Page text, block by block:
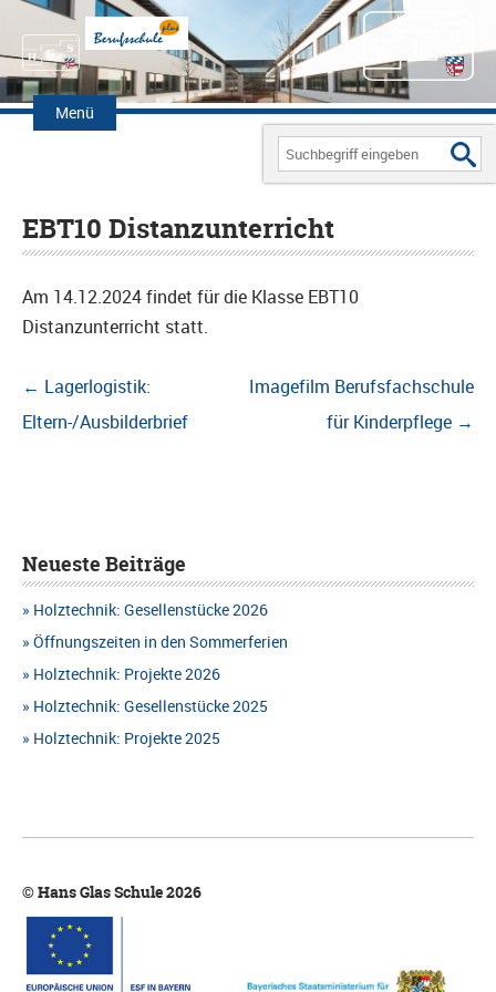
Menü
Zum
Inhalt
Search
for:
EBT10 Distanzunterricht
Am 14.12.2024 findet für die Klasse EBT10
Distanzunterricht statt.
Beitragsnavigation
← Lagerlogistik:
Eltern-/Ausbilderbrief
Imagefilm Berufsfachschule
für Kinderpflege →
Neueste Beiträge
Holztechnik: Gesellenstücke 2026
Öffnungszeiten in den Sommerferien
Holztechnik: Projekte 2026
Holztechnik: Gesellenstücke 2025
Holztechnik: Projekte 2025
© Hans Glas Schule 2026